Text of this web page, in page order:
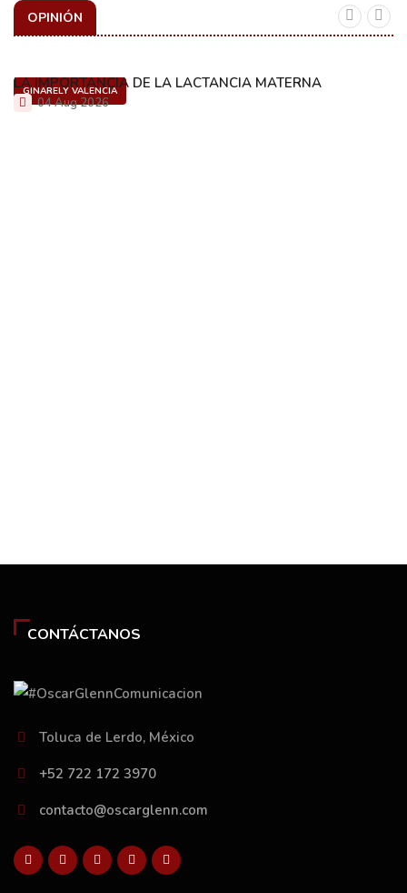
OPINIÓN
GINARELY VALENCIA
LA IMPORTANCIA DE LA LACTANCIA MATERNA
04 Aug 2026
CONTÁCTANOS
Toluca de Lerdo, México
+52 722 172 3970
contacto@oscarglenn.com